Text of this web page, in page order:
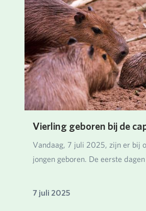
Vierling geboren bij de
Vandaag, 7 juli 2025, zijn er bij
jongen geboren. De eerste
7 juli 2025